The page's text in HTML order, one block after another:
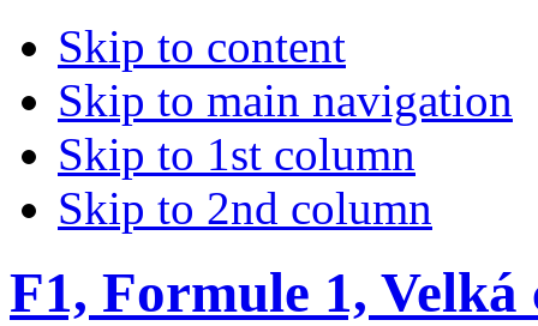
Skip to content
Skip to main navigation
Skip to 1st column
Skip to 2nd column
F1, Formule 1,